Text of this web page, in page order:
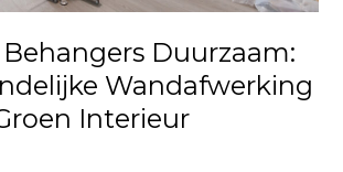
Behangers Duurzaam:
Wandafwerking
Interieur